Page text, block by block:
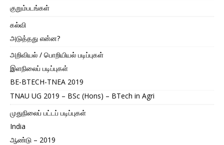
குறும்படங்கள்
கல்வி
அடுத்தது என்ன?
அறிவியல் / பொறியியல் படிப்புகள்
இளநிலைப் படிப்புகள்
BE-BTECH-TNEA 2019
TNAU UG 2019 – BSc (Hons) – BTech in Agri
முதுநிலைப் பட்டப் படிப்புகள்
India
ஆண்டு – 2019